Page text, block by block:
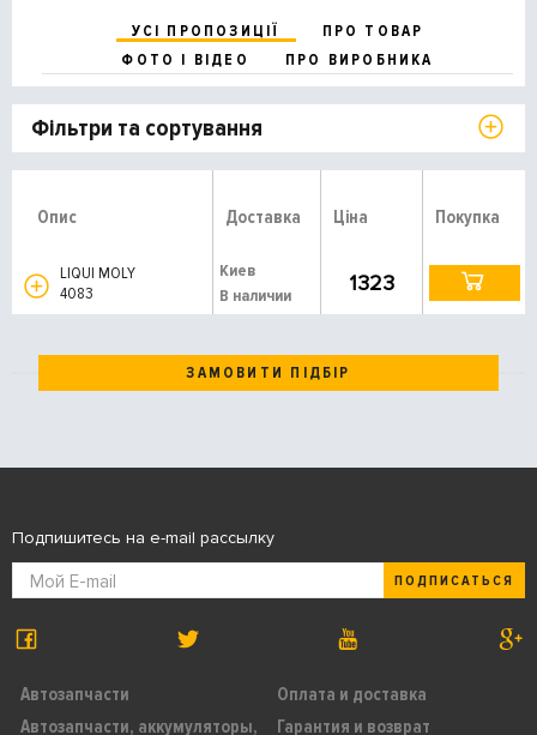
УСІ ПРОПОЗИЦІЇ
ПРО ТОВАР
ФОТО І ВІДЕО
ПРО ВИРОБНИКА
Фільтри та сортування
Опис Доставка Ціна Покупка
LIQUI MOLY
4083
Киев
В наличии
1323
ЗАМОВИТИ ПІДБІР
Автозапчасти
Автозапчасти, аккумуляторы,
Оплата и доставка
Гарантия и возврат
Подпишитесь на e-mail рассылку
ПОДПИСАТЬСЯ